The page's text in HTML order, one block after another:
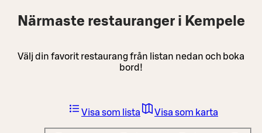
Närmaste restauranger i Kempele
Välj din favorit restaurang från listan nedan och boka
bord!
Visa som lista Visa som karta